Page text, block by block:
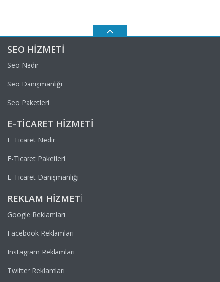
SEO HIZMETI
Seo Nedir
Seo Danışmanlığı
Seo Paketleri
E-TICARET HIZMETI
E-Ticaret Nedir
E-Ticaret Paketleri
E-Ticaret Danışmanlığı
REKLAM HIZMETI
Google Reklamları
Facebook Reklamları
Instagram Reklamları
Twitter Reklamları